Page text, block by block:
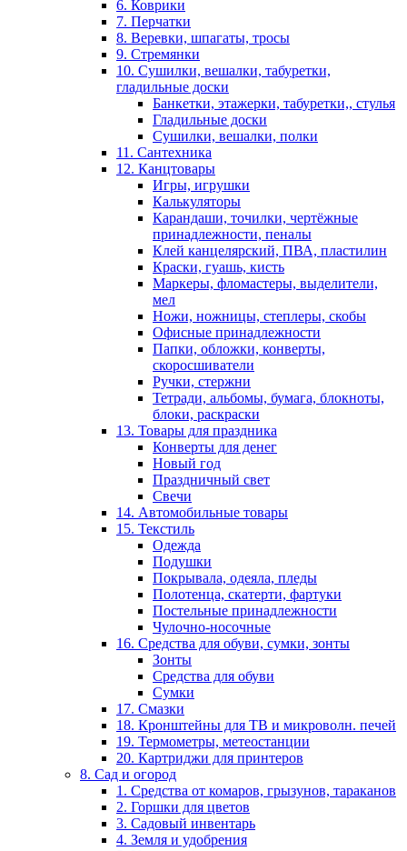
6. Коврики
7. Перчатки
8. Веревки, шпагаты, тросы
9. Стремянки
10. Сушилки, вешалки, табуретки,
гладильные доски
Банкетки, этажерки, табуретки,, стулья
Гладильные доски
Сушилки, вешалки, полки
11. Сантехника
12. Канцтовары
Игры, игрушки
Калькуляторы
Карандаши, точилки, чертёжные
принадлежности, пеналы
Клей канцелярский, ПВА, пластилин
Краски, гуашь, кисть
Маркеры, фломастеры, выделители,
мел
Ножи, ножницы, степлеры, скобы
Офисные принадлежности
Папки, обложки, конверты,
скоросшиватели
Ручки, стержни
Тетради, альбомы, бумага, блокноты,
блоки, раскраски
13. Товары для праздника
Конверты для денег
Новый год
Праздничный свет
Свечи
14. Автомобильные товары
15. Текстиль
Одежда
Подушки
Покрывала, одеяла, пледы
Полотенца, скатерти, фартуки
Постельные принадлежности
Чулочно-носочные
16. Средства для обуви, сумки, зонты
Зонты
Средства для обуви
Сумки
17. Смазки
18. Кронштейны для ТВ и микроволн. печей
19. Термометры, метеостанции
20. Картриджи для принтеров
8. Сад и огород
1. Средства от комаров, грызунов, тараканов
2. Горшки для цветов
3. Садовый инвентарь
4. Земля и удобрения